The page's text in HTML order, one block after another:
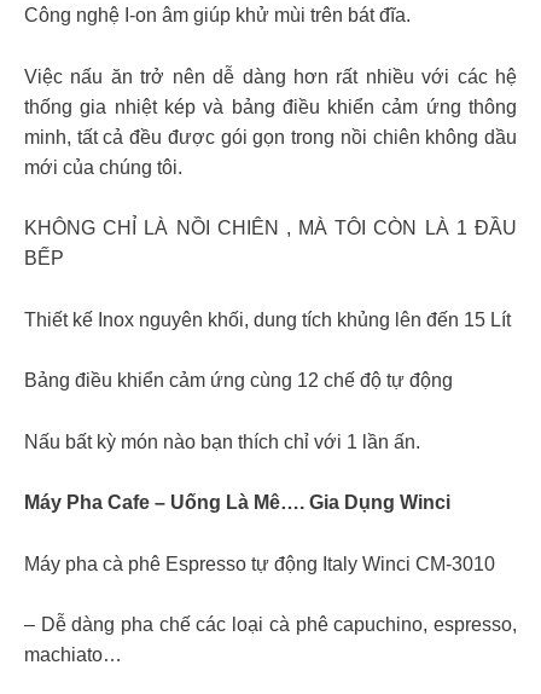
Công nghệ I-on âm giúp khử mùi trên bát đĩa.
Việc nấu ăn trở nên dễ dàng hơn rất nhiều với các hệ
thống gia nhiệt kép và bảng điều khiển cảm ứng thông
minh, tất cả đều được gói gọn trong nồi chiên không dầu
mới của chúng tôi.
KHÔNG CHỈ LÀ NỒI CHIÊN , MÀ TÔI CÒN LÀ 1 ĐẦU
BẾP
Thiết kế Inox nguyên khối, dung tích khủng lên đến 15 Lít
Bảng điều khiển cảm ứng cùng 12 chế độ tự động
Nấu bất kỳ món nào bạn thích chỉ với 1 lần ấn.
Máy Pha Cafe – Uống Là Mê…. Gia Dụng Winci
Máy pha cà phê Espresso tự động Italy Winci CM-3010
– Dễ dàng pha chế các loại cà phê capuchino, espresso,
machiato…